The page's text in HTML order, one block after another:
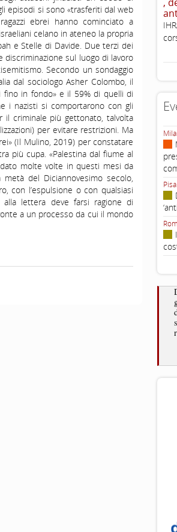
episodi si sono «trasferiti dal web
ebrei hanno cominciato a
celano in ateneo la propria
e Stelle di Davide. Due terzi dei
discriminazione sul luogo di lavoro
Secondo un sondaggio
dal sociologo Asher Colombo, il
in fondo» e il 59% di quelli di
i nazisti si comportarono con gli
il criminale più gettonato, talvolta
per evitare restrizioni. Ma
(Il Mulino, 2019) per constatare
più cupa. «Palestina dal fiume al
molte volte in questi mesi da
del Diciannovesimo secolo,
con l’espulsione o con qualsiasi
lettera deve farsi ragione di
a un processo da cui il mondo